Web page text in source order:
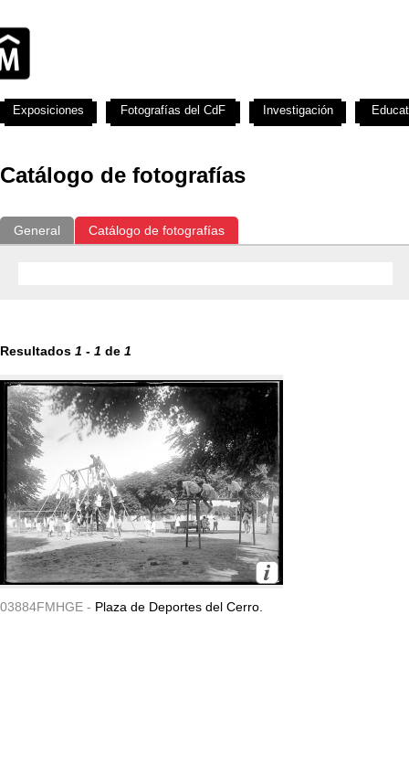
Catálogo de fotografías
General Catálogo de fotografías
Resultados 1 - 1 de 1
03884FMHGE - Plaza de Deportes del Cerro.
Exposiciones Fotografías del CdF Investigación